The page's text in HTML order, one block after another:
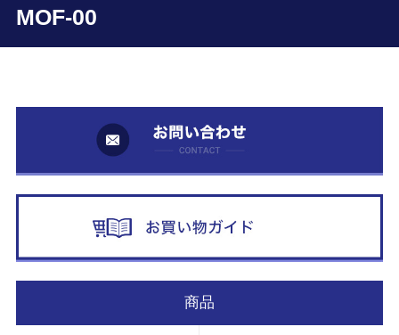
MOF-00
商品